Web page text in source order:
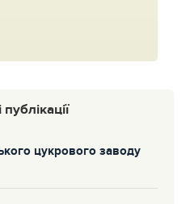
цукрового заводу